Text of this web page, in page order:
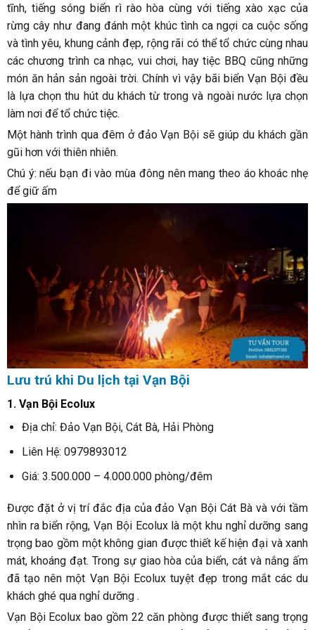
tĩnh, tiếng sóng biển rì rào hòa cùng với tiếng xào xạc của
rừng cây như đang đánh một khúc tình ca ngợi ca cuộc sống
và tình yêu, khung cảnh đẹp, rộng rãi có thể tổ chức cùng nhau
các chương trình ca nhạc, vui chơi, hay tiệc BBQ cũng những
món ăn hản sản ngoài trời. Chính vì vậy bãi biển Vạn Bội đều
là lựa chọn thu hút du khách từ trong và ngoài nước lựa chọn
làm nơi để tổ chức tiệc.
Một hành trình qua đêm ở đảo Vạn Bội sẽ giúp du khách gần
gũi hơn với thiên nhiên.
Chú ý: nếu bạn đi vào mùa đông nên mang theo áo khoác nhẹ
để giữ ấm
Lưu trú khi Du lịch tại Vạn Bội
1. Vạn Bội Ecolux
Địa chỉ: Đảo Vạn Bội, Cát Bà, Hải Phòng
Liên Hệ: 0979893012
Giá: 3.500.000 – 4.000.000 phòng/đêm
Được đặt ở vị trí đắc địa của đảo Vạn Bội Cát Bà và với tầm
nhìn ra biển rộng, Vạn Bội Ecolux là một khu nghỉ dưỡng sang
trọng bao gồm một không gian được thiết kế hiện đại và xanh
mát, khoáng đạt. Trong sự giao hòa của biển, cát và nắng ấm
đã tạo nên một Vạn Bội Ecolux tuyệt đẹp trong mắt các du
khách ghé qua nghỉ dưỡng .
Vạn Bội Ecolux bao gồm 22 căn phòng được thiết sang trọng